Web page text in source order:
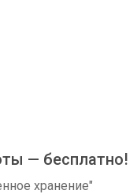
— бесплатно!
хранение"